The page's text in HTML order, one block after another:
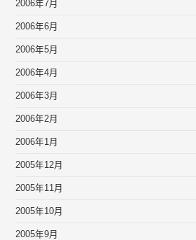
2006年7月
2006年6月
2006年5月
2006年4月
2006年3月
2006年2月
2006年1月
2005年12月
2005年11月
2005年10月
2005年9月